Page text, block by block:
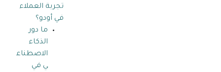
تجربة العملاء
في أودو؟
ما دور
الذكاء
الاصطناع
ي في